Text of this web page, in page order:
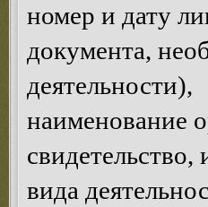
номер и дату
документа,
деятельности),
наименование
вида